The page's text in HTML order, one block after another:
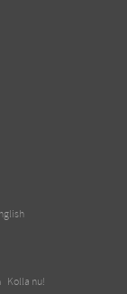
Kolla nu!